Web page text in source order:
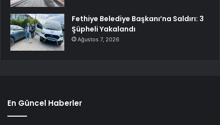
Fethiye Belediye Başkanı’na Saldırı: 3
Şüpheli Yakalandı
Ağustos 7, 2026
En Güncel Haberler